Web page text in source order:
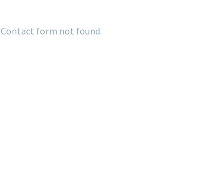
Contact form not found.